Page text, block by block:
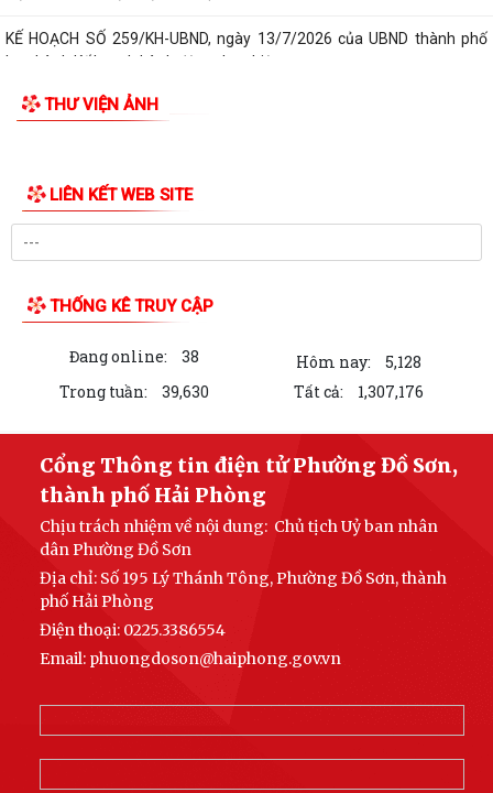
Công văn 747/TTLĐNN-TCLĐ ngày 24/7/2026 của Bộ Nội vụ về việc
phối hợp triển khai kế hoạch tuyển...
KẾ HOẠCH SỐ 194/KH-UBND ngày 28/7/2026 của UBND phường về
việc triển khai thực hiện Kế hoạch số...
ban hành Kế hoạch hành động thực hiện...
PHƯỜNG ĐỒ SƠN THAM DỰ HỘI NGHỊ TOÀN QUỐC NGHIÊN CỨU, HỌC
TẬP, QUÁN TRIỆT VÀ TRIỂN KHAI THỰC HIỆN...
Công văn 3616/STP-PBGDPL, ngày 28/7/2026 của Sở Tư pháp thành
hiện Kế hoạch số 247/KH-UBND ngày...
KẾ HOẠCH SỐ 247/KH-UBND, ngày 04/7/2026 Về việc triển khai thi
hành Luật Thương mại điện tử
KẾ HOẠCH SỐ 249/KH-UBND, ngày 06/7/2026 về triển khai thực hiện
Nghị quyết số 88/NQ-CP ngày...
KẾ HOẠCH SỐ 191/KH-UBND, ngày 24/7/2026 của UBND phường về
triển khai thực hiện Kế hoạch số...
QUYẾT ĐỊNH SỐ 2782/QĐ-UBND, ngày 21/7/2026 của UBND thành
LIÊN KẾT WEB SITE
THỐNG KÊ TRUY CẬP